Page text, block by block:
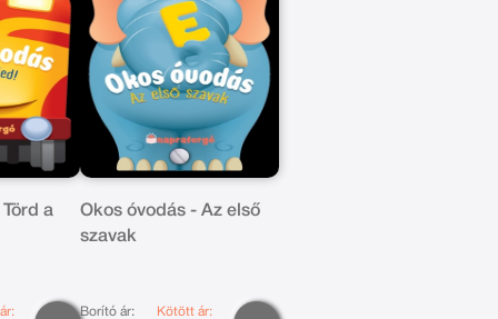
a
Okos óvodás - Az első
szavak
Borító ár: Kötött ár: